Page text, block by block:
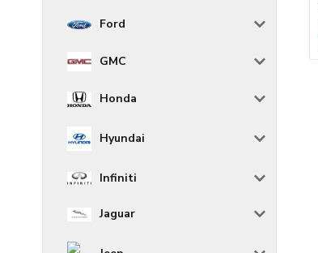
Ford
GMC
Honda
Hyundai
Infiniti
Jaguar